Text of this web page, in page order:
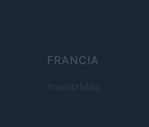
FRANCIA
InvestirMag